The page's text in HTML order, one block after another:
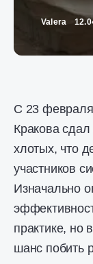
Valera
С 23 февраля
Кракова
хлотых, что
участников
Изначально
практике, но
шанс побить